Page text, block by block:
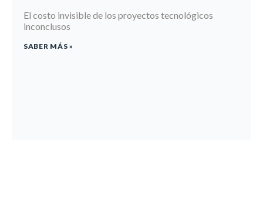
El costo invisible de los proyectos tecnológicos
inconclusos
SABER MÁS »